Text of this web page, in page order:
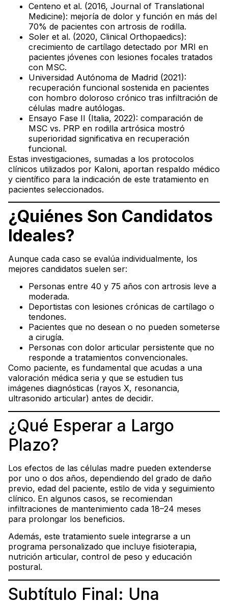
Centeno et al. (2016, Journal of Translational
Medicine): mejoría de dolor y función en más del
70% de pacientes con artrosis de rodilla.
Soler et al. (2020, Clinical Orthopaedics):
crecimiento de cartílago detectado por MRI en
pacientes jóvenes con lesiones focales tratados
con MSC.
Universidad Autónoma de Madrid (2021):
recuperación funcional sostenida en pacientes
con hombro doloroso crónico tras infiltración de
células madre autólogas.
Ensayo Fase II (Italia, 2022): comparación de
MSC vs. PRP en rodilla artrósica mostró
superioridad significativa en recuperación
funcional.
Estas investigaciones, sumadas a los protocolos
clínicos utilizados por Kaloni, aportan respaldo médico
y científico para la indicación de este tratamiento en
pacientes seleccionados.
¿Quiénes Son Candidatos
Ideales?
Aunque cada caso se evalúa individualmente, los
mejores candidatos suelen ser:
Personas entre 40 y 75 años con artrosis leve a
moderada.
Deportistas con lesiones crónicas de cartílago o
tendones.
Pacientes que no desean o no pueden someterse
a cirugía.
Personas con dolor articular persistente que no
responde a tratamientos convencionales.
Como paciente, es fundamental que acudas a una
valoración médica seria y que se estudien tus
imágenes diagnósticas (rayos X, resonancia,
ultrasonido articular) antes de decidir.
¿Qué Esperar a Largo
Plazo?
Los efectos de las células madre pueden extenderse
por uno o dos años, dependiendo del grado de daño
previo, edad del paciente, estilo de vida y seguimiento
clínico. En algunos casos, se recomiendan
infiltraciones de mantenimiento cada 18–24 meses
para prolongar los beneficios.
Además, este tratamiento suele integrarse a un
programa personalizado que incluye fisioterapia,
nutrición articular, control de peso y educación
postural.
Subtítulo Final: Una